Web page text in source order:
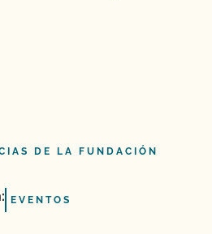
DE LA FUNDACIÓN
EVENTOS